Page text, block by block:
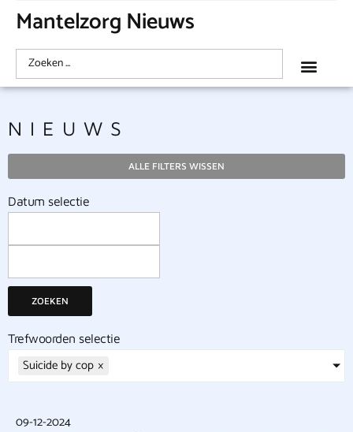
Mantelzorg Nieuws
NIEUWS
ALLE FILTERS WISSEN
Datum selectie
ZOEKEN
Trefwoorden selectie
Suicide by cop ×
09-12-2024